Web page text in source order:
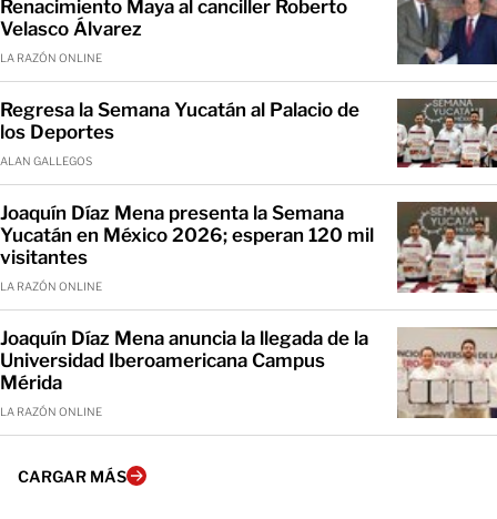
Renacimiento Maya al canciller Roberto
Velasco Álvarez
LA RAZÓN ONLINE
Regresa la Semana Yucatán al Palacio de
los Deportes
ALAN GALLEGOS
Joaquín Díaz Mena presenta la Semana
Yucatán en México 2026; esperan 120 mil
visitantes
LA RAZÓN ONLINE
Joaquín Díaz Mena anuncia la llegada de la
Universidad Iberoamericana Campus
Mérida
LA RAZÓN ONLINE
CARGAR MÁS